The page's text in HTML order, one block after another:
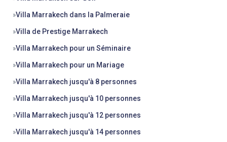
»Villa Marrakech dans la Palmeraie
»Villa de Prestige Marrakech
»Villa Marrakech pour un Séminaire
»Villa Marrakech pour un Mariage
»Villa Marrakech jusqu'à 8 personnes
»Villa Marrakech jusqu'à 10 personnes
»Villa Marrakech jusqu'à 12 personnes
»Villa Marrakech jusqu'à 14 personnes